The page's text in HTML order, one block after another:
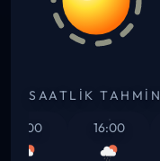
SAATLIK TAHMIN
15:00 16:00